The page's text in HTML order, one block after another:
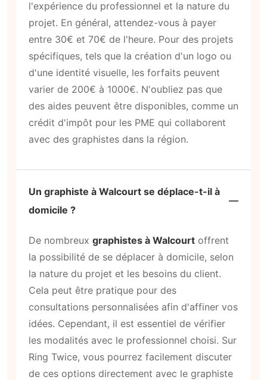
l'expérience du professionnel et la nature du
projet. En général, attendez-vous à payer
entre 30€ et 70€ de l'heure. Pour des projets
spécifiques, tels que la création d'un logo ou
d'une identité visuelle, les forfaits peuvent
varier de 200€ à 1000€. N'oubliez pas que
des aides peuvent être disponibles, comme un
crédit d'impôt pour les PME qui collaborent
avec des graphistes dans la région.
Un graphiste à Walcourt se déplace-t-il à
domicile ?
De nombreux graphistes à Walcourt offrent
la possibilité de se déplacer à domicile, selon
la nature du projet et les besoins du client.
Cela peut être pratique pour des
consultations personnalisées afin d'affiner vos
idées. Cependant, il est essentiel de vérifier
les modalités avec le professionnel choisi. Sur
Ring Twice, vous pourrez facilement discuter
de ces options directement avec le graphiste